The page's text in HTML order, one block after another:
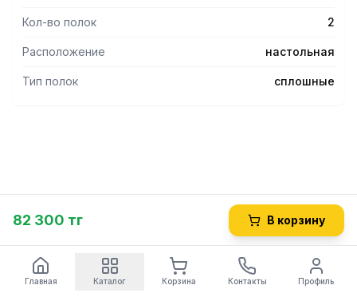
Кол-во полок 2
Расположение настольная
Тип полок сплошные
82 300 тг В корзину
Главная Каталог Корзина Контакты Профиль